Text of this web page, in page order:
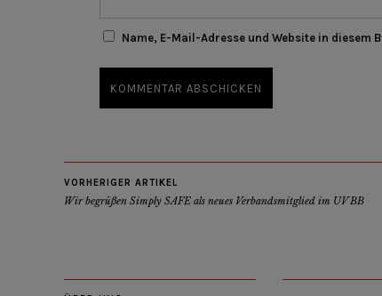
Name, E-Mail-Adresse und Website in
VORHERIGER ARTIKEL
Wir begrüßen Simply SAFE als neues Verbandsmitglied im UV BB